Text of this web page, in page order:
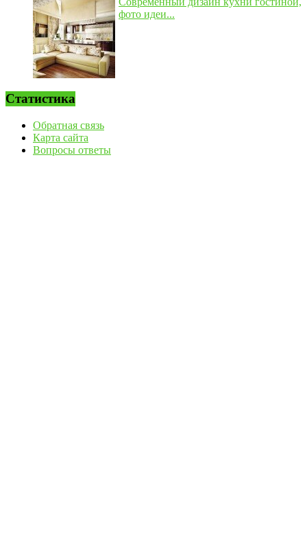
фото идеи...
Статистика
Обратная связь
Карта сайта
Вопросы ответы